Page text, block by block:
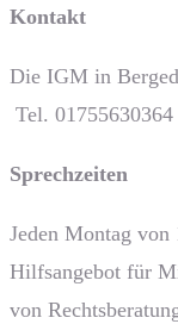
Kontakt
Die IGM in
Tel. 01755630364
Sprech­zeiten
Jeden Montag
Hilfsangebot für
von